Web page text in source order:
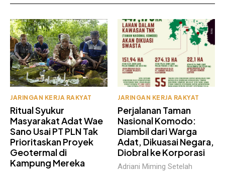
JARINGAN KERJA RAKYAT
Ritual Syukur
Masyarakat Adat Wae
Sano Usai PT PLN Tak
Prioritaskan Proyek
Geotermal di
Kampung Mereka
JARINGAN KERJA RAKYAT
Perjalanan Taman
Nasional Komodo:
Diambil dari Warga
Adat, Dikuasai Negara,
Diobral ke Korporasi
Adriani Miming Setelah